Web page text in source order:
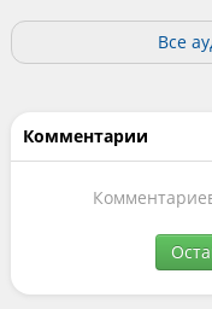
Все
Комментарии